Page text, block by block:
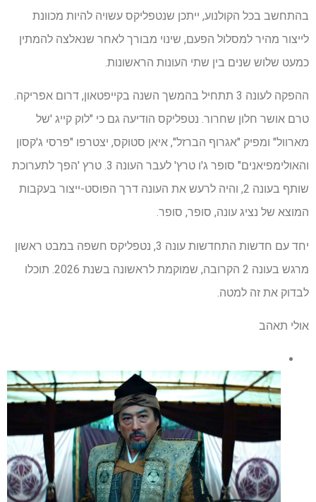
בהתחשב בכל הקולנוע, ייתכן שנטפליקס עשויה להיות מכוונת
לייצור מהיר למסלול הפעם, שינוי מבורך לאחר שנאלצה להמתין
כמעט שלוש שנים בין שתי העונות הראשונות.
ההפקה לעונה 3 תתחיל בהמשך השנה בקייפטאון, דרום אפריקה.
טרם אושר חלון שחרור. נטפליקס הודיעה גם כי "לוק קייג 'של
מארוול" ומפיק "אגרוף הברזל", איאן סטוקס, יצטרפו "פרסי ג'קסון
והאולימפיאנים" סופר ג'ו טרץ' לעבר העונה 3. טרץ 'הפך לתערוכת
שותף בעונה 2, והיה לרעש את העונה דרך הפוסט-ייצור בעקבות
המוצא של נציג עונה, סופר, סופר.
יחד עם חדשות התחדשות עונה 3, נטפליקס חשפה במבט ראשון
מרגש בעונה 2 הקרובה, שמוקמת לראשונה בשנת 2026. תוכלו
לבדוק את זה למטה.
אולי תאהב